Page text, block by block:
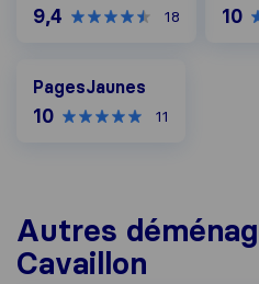
9,4 18 10
PagesJaunes
10 11
Autres
Cavaillon